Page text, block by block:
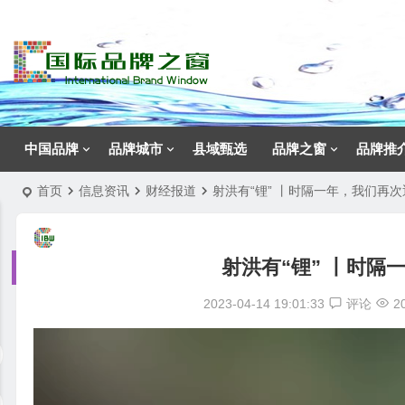
中国品牌 品牌城市 县域甄选 品牌之窗 品牌推
首页 信息资讯 财经报道 射洪有“锂” 丨时隔一年，我们再
射洪有“锂” 丨时隔
2023-04-14 19:01:33 评论